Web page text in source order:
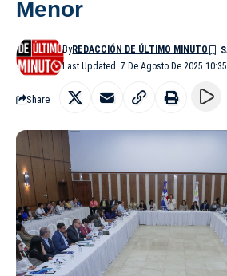
Menor
Last Updated: 7 De Agosto De 2025 10:35
ByREDACCIÓN DE ÚLTIMO MINUTO
Share